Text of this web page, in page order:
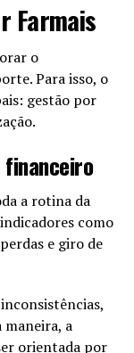
Farmais
o
Para isso, o
gestão por
a rotina da
como
e giro de
maneira, a
orientada por